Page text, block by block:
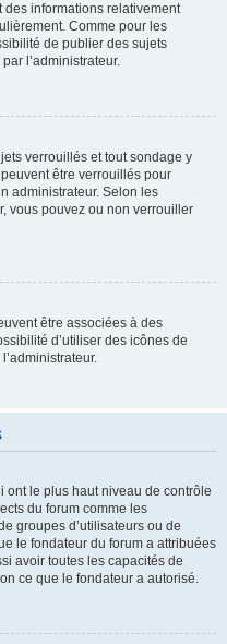
informations relativement
Comme pour les
de publier des sujets
l’administrateur.
verrouillés et tout sondage y
être verrouillés pour
administrateur. Selon les
vous pouvez ou non verrouiller
être associées à des
d’utiliser des icônes de
ont le plus haut niveau de contrôle
du forum comme les
groupes d’utilisateurs ou de
le fondateur du forum a attribuées
avoir toutes les capacités de
ce que le fondateur a autorisé.